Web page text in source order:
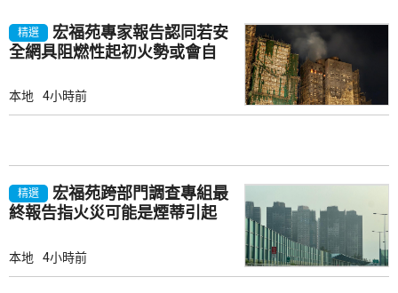
精選
宏福苑專家報告認同若安
全網具阻燃性起初火勢或會自
本地 4小時前
精選
宏福苑跨部門調查專組最
終報告指火災可能是煙蒂引起
本地 4小時前